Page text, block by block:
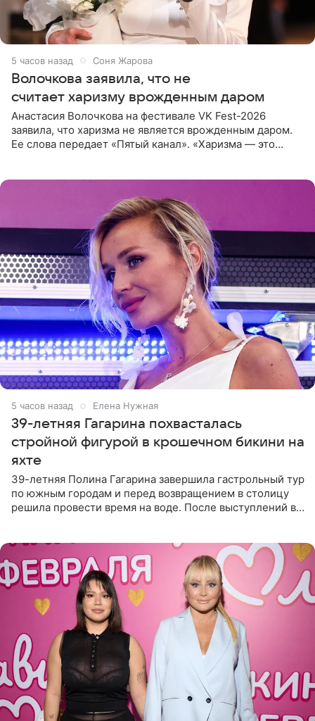
5 часов назад Соня Жарова
Волочкова заявила, что не
считает харизму врожденным даром
Анастасия Волочкова на фестивале VK Fest-2026
заявила, что харизма не является врожденным даром.
Ее слова передает «Пятый канал». «Харизма — это
5 часов назад Елена Нужная
39-летняя Гагарина похвасталась
стройной фигурой в крошечном бикини на
яхте
39-летняя Полина Гагарина завершила гастрольный тур
по южным городам и перед возвращением в столицу
решила провести время на воде. После выступлений в